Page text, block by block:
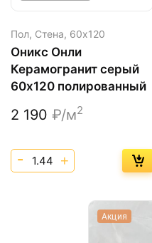
Пол, Стена, 60х120
Оникс Онли
Керамогранит серый
60х120 полированный
2 190 ₽/м2
Акция